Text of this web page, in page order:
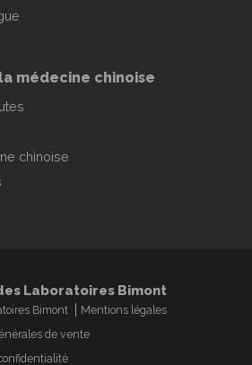
médecine chinoise
chinoise
Laboratoires Bimont
Bimont
Mentions légales
de vente